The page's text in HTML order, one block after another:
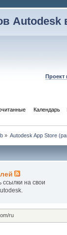
Autodesk
Проект
Календарь
» Autodesk App Store
на свои
ru